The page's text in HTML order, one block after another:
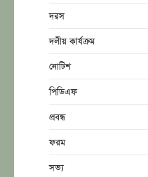
দরস
দলীয় কার্যক্রম
নোটিশ
পিডিএফ
প্রবন্ধ
ফরম
সভ্য